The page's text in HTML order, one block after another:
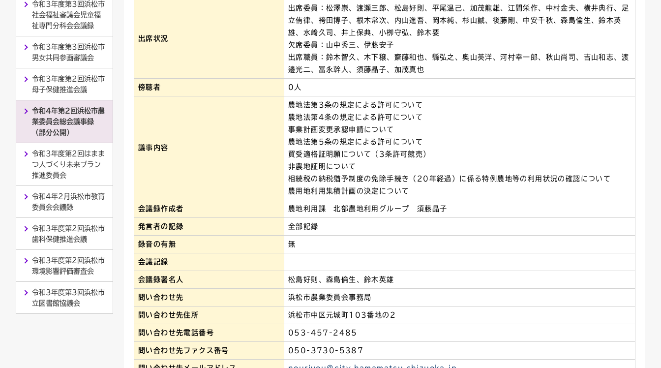
令和3年度第3回浜松市
社会福祉審議会児童福
祉専門分科会会議録
令和3年度第3回浜松市
男女共同参画審議会
令和3年度第2回浜松市
母子保健推進会議
令和4年第2回浜松市農
業委員会総会議事録
（部分公開）
令和3年度第2回はまま
つ人づくり未来プラン
推進委員会
令和4年2月浜松市教育
委員会会議録
令和3年度第2回浜松市
歯科保健推進会議
令和3年度第2回浜松市
環境影響評価審査会
令和3年度第3回浜松市
立図書館協議会
出席状況
出席委員：松澤崇、渡瀬三郎、松島好則、平尾温己、加茂龍雄、江間栄作、中村金夫、横井典行、足
立侑律、袴田博子、根木常次、内山進吾、岡本純、杉山誠、後藤剛、中安千秋、森島倫生、鈴木英
雄、水﨑久司、井上保典、小栁守弘、鈴木要
欠席委員：山中秀三、伊藤安子
出席職員：鈴木智久、木下穣、齋藤和也、縣弘之、奥山英洋、河村幸一郎、秋山尚司、吉山和志、渡
邊光二、冨永幹人、須藤晶子、加茂真也
傍聴者 0人
議事内容
農地法第3条の規定による許可について
農地法第4条の規定による許可について
事業計画変更承認申請について
農地法第5条の規定による許可について
買受適格証明願について（3条許可競売）
非農地証明について
相続税の納税猶予制度の免除手続き（20年経過）に係る特例農地等の利用状況の確認について
農用地利用集積計画の決定について
会議録作成者 農地利用課 北部農地利用グループ 須藤晶子
発言者の記録 全部記録
録音の有無 無
会議記録
会議録署名人 松島好則、森島倫生、鈴木英雄
問い合わせ先 浜松市農業委員会事務局
問い合わせ先住所 浜松市中区元城町103番地の2
問い合わせ先電話番号 053-457-2485
問い合わせ先ファクス番号 050-3730-5387